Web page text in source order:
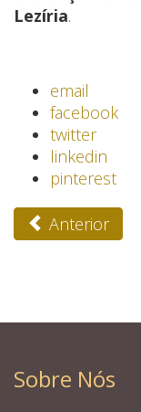
Lezíria.
email
facebook
twitter
linkedin
pinterest
Anterior
Sobre Nós